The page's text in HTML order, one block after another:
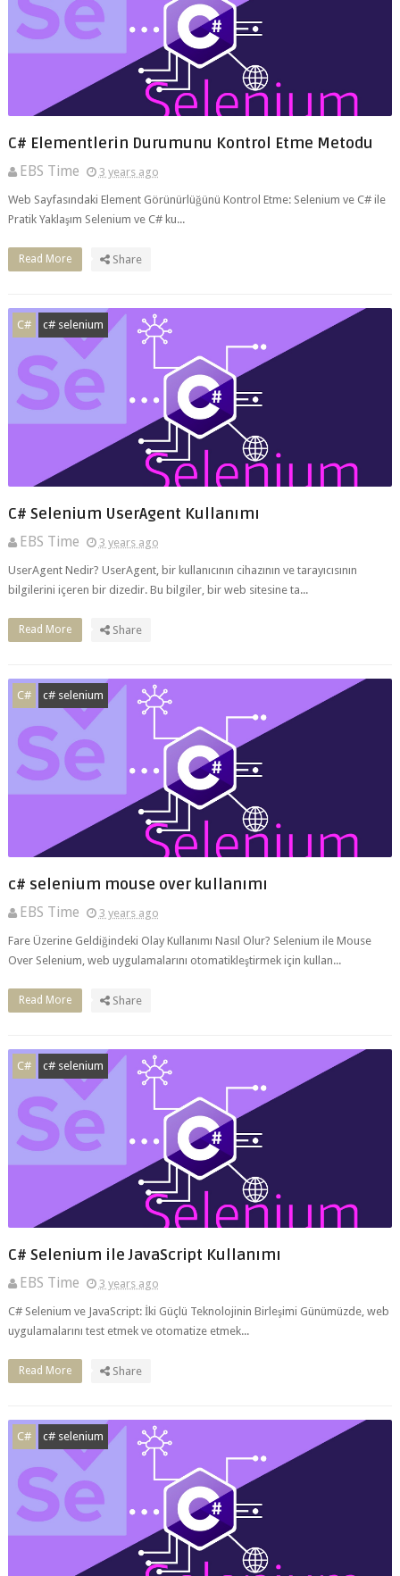
C# Elementlerin Durumunu Kontrol Etme Metodu
EBS Time
3 years ago
Web Sayfasındaki Element Görünürlüğünü Kontrol Etme: Selenium ve C# ile
Pratik Yaklaşım Selenium ve C# ku...
Read More Share
C# c# selenium
C# Selenium UserAgent Kullanımı
bilgilerini içeren bir dizedir. Bu bilgiler, bir web sitesine ta...
Read More
C# c# selenium
c# selenium mouse over kullanımı
Over Selenium, web uygulamalarını otomatikleştirmek için kullan...
C# c# selenium
C# Selenium ve JavaScript: İki Güçlü Teknolojinin Birleşimi Günümüzde, web
uygulamalarını test etmek ve otomatize etmek...
C# c# selenium